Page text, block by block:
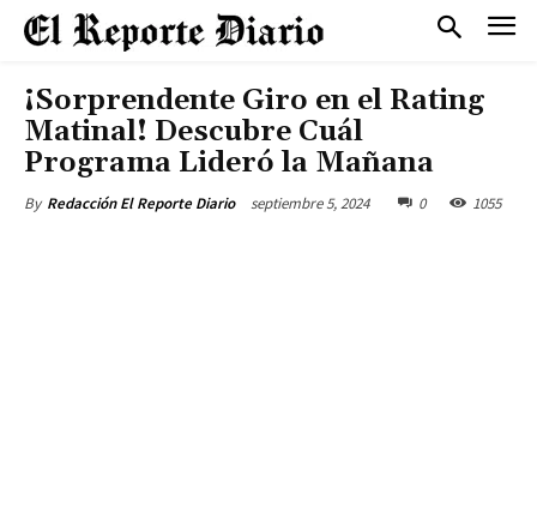
¡Sorprendente Giro en el Rating
Matinal! Descubre Cuál
Programa Lideró la Mañana
By Redacción El Reporte Diario septiembre 5, 2024 0 1055